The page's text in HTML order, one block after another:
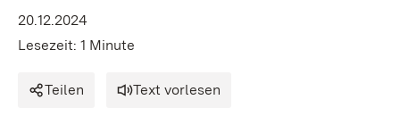
20.12.2024
Lesezeit: 1 Minute
Teilen Text vorlesen